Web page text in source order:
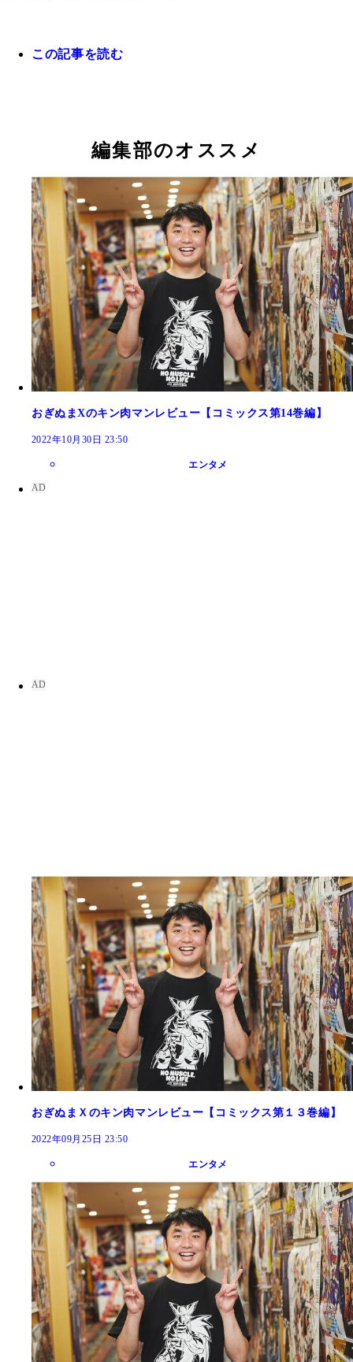
おぎぬまＸのキン肉マン4コマ
この記事を読む
編集部のオススメ
おぎぬまXのキン肉マンレビュー【コミックス第14巻編】
2022年10月30日 23:50
エンタメ
おぎぬまＸのキン肉マンレビュー【コミックス第１３巻編】
2022年09月25日 23:50
エンタメ